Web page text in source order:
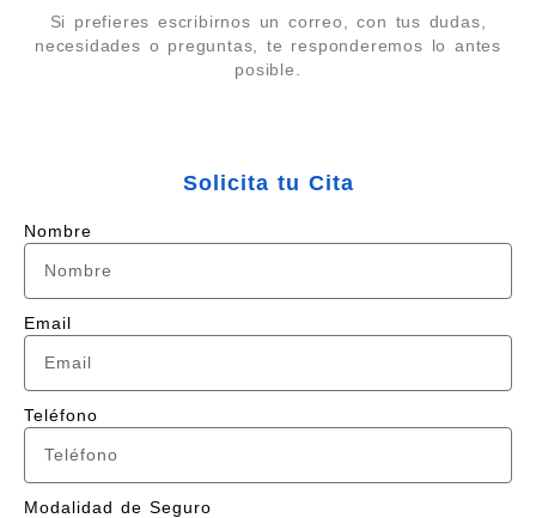
Si prefieres escribirnos un correo, con tus dudas,
necesidades o preguntas, te responderemos lo antes
posible.
Solicita tu Cita
Nombre
Email
Teléfono
Modalidad de Seguro